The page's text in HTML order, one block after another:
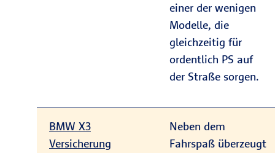
einer der wenigen
Modelle, die
gleichzeitig für
ordentlich PS auf
der Straße sorgen.
BMW X3
Versicherung
Neben dem
Fahrspaß überzeugt